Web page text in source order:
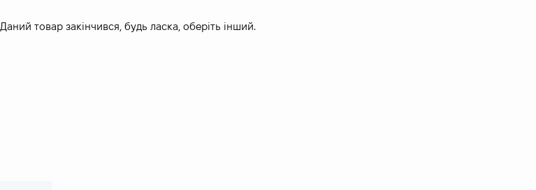
Даний товар закінчився, будь ласка, оберіть інший.